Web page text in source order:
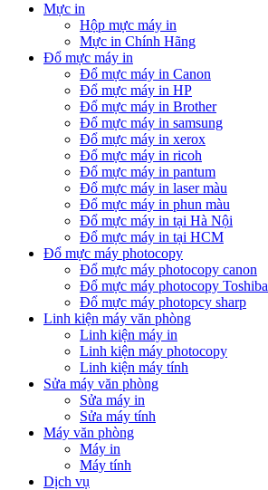
Mực in
Hộp mực máy in
Mực in Chính Hãng
Đổ mực máy in
Đổ mực máy in Canon
Đổ mực máy in HP
Đổ mực máy in Brother
Đổ mực máy in samsung
Đổ mực máy in xerox
Đổ mực máy in ricoh
Đổ mực máy in pantum
Đổ mực máy in laser màu
Đổ mực máy in phun màu
Đổ mực máy in tại Hà Nội
Đổ mực máy in tại HCM
Đổ mực máy photocopy
Đổ mực máy photocopy canon
Đổ mực máy photocopy Toshiba
Đổ mực máy photopcy sharp
Linh kiện máy văn phòng
Linh kiện máy in
Linh kiện máy photocopy
Linh kiện máy tính
Sửa máy văn phòng
Sửa máy in
Sửa máy tính
Máy văn phòng
Máy in
Máy tính
Dịch vụ